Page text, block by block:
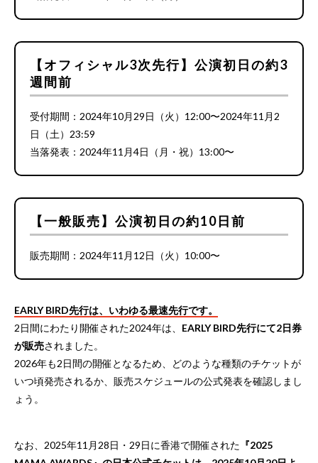
【オフィシャル3次先行】公演初日の約3
週間前
受付期間：2024年10月29日（火）12:00〜2024年11月2
日（土）23:59
当落発表：2024年11月4日（月・祝）13:00〜
【一般販売】公演初日の約10日前
販売期間：2024年11月12日（火）10:00〜
EARLY BIRD先行は、いわゆる最速先行です。
2日間にわたり開催された2024年は、 EARLY BIRD先行にて2日券
が販売されました。
2026年も2日間の開催となるため、どのような種類のチケットが
いつ頃発売されるか、販売スケジュールの公式発表を確認しまし
ょう。
なお、2025年11月28日・29日に香港で開催された 『2025